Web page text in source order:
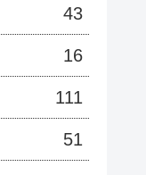
43
16
111
51